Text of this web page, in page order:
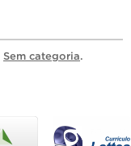
Sem categoria.